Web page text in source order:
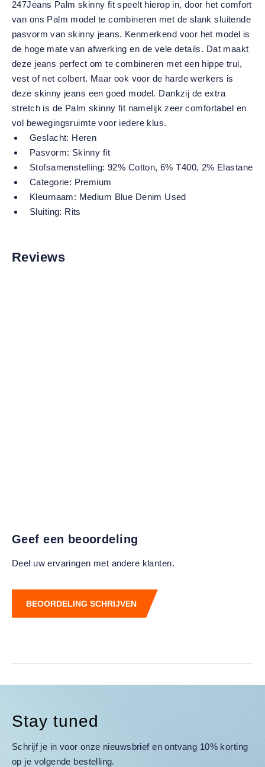
247Jeans Palm skinny fit speelt hierop in, door het comfort
van ons Palm model te combineren met de slank sluitende
pasvorm van skinny jeans. Kenmerkend voor het model is
de hoge mate van afwerking en de vele details. Dat maakt
deze jeans perfect om te combineren met een hippe trui,
vest of net colbert. Maar ook voor de harde werkers is
deze skinny jeans een goed model. Dankzij de extra
stretch is de Palm skinny fit namelijk zeer comfortabel en
vol bewegingsruimte voor iedere klus.
Geslacht: Heren
Pasvorm: Skinny fit
Stofsamenstelling: 92% Cotton, 6% T400, 2% Elastane
Categorie: Premium
Kleurnaam: Medium Blue Denim Used
Sluiting: Rits
Reviews
Geef een beoordeling
Deel uw ervaringen met andere klanten.
BEOORDELING SCHRIJVEN
Stay tuned
Schrijf je in voor onze nieuwsbrief en ontvang 10% korting
op je volgende bestelling.